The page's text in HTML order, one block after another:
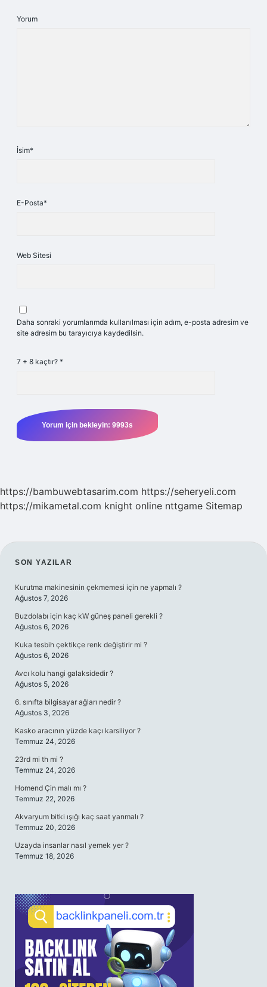
Yorum
İsim*
E-Posta*
Web Sitesi
Daha sonraki yorumlarımda kullanılması için adım, e-posta adresim ve
site adresim bu tarayıcıya kaydedilsin.
7 + 8 kaçtır? *
https://bambuwebtasarim.com https://seheryeli.com
https://mikametal.com knight online nttgame Sitemap
SIDEBAR
SON YAZILAR
Kurutma makinesinin çekmemesi için ne yapmalı ?
Ağustos 7, 2026
Buzdolabı için kaç kW güneş paneli gerekli ?
Ağustos 6, 2026
Kuka tesbih çektikçe renk değiştirir mi ?
Ağustos 6, 2026
Avcı kolu hangi galaksidedir ?
Ağustos 5, 2026
6. sınıfta bilgisayar ağları nedir ?
Ağustos 3, 2026
Kasko aracının yüzde kaçı karsiliyor ?
Temmuz 24, 2026
23rd mi th mi ?
Temmuz 24, 2026
Homend Çin malı mı ?
Temmuz 22, 2026
Akvaryum bitki ışığı kaç saat yanmalı ?
Temmuz 20, 2026
Uzayda insanlar nasıl yemek yer ?
Temmuz 18, 2026